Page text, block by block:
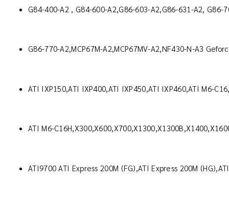
G84-400-A2 , G84-600-A2,G86-603-A2,G86-631-A2, G86-
G86-770-A2,MCP67M-A2,MCP67MV-A2,NF430-N-A3
ATI IXP150,ATI IXP400,ATI IXP450,ATI IXP460,ATI M6-
ATI M6-
ATI9700 ATI Express 200M (FG),ATI Express 200M